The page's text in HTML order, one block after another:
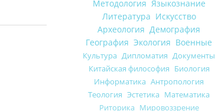
Методология Языкознание
Литература Искусство
Археология Демография
География Экология Военные
Культура Дипломатия Документы
Китайская философия Биология
Информатика Антропология
Теология Эстетика Математика
Риторика Мировоззрение